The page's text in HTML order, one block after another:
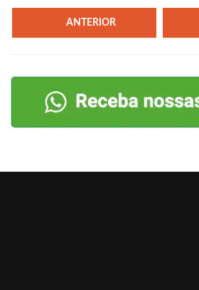
ANTERIOR